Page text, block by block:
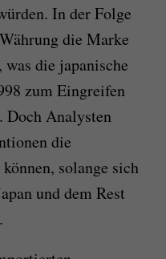
In der Folge
die Marke
die japanische
zum Eingreifen
Doch Analysten
die
solange sich
und dem Rest